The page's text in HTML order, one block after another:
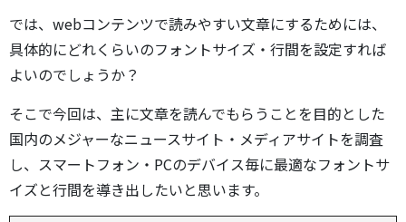
では、webコンテンツで読みやすい文章にするためには、
具体的にどれくらいのフォントサイズ・行間を設定すれば
よいのでしょうか？
そこで今回は、主に文章を読んでもらうことを目的とした
国内のメジャーなニュースサイト・メディアサイトを調査
し、スマートフォン・PCのデバイス毎に最適なフォントサ
イズと行間を導き出したいと思います。